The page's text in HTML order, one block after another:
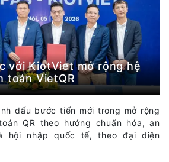
với KiotViet mở rộng hệ
toán VietQR
dấu bước tiến mới trong mở rộng
QR theo hướng chuẩn hóa, an
hội nhập quốc tế, theo đại diện